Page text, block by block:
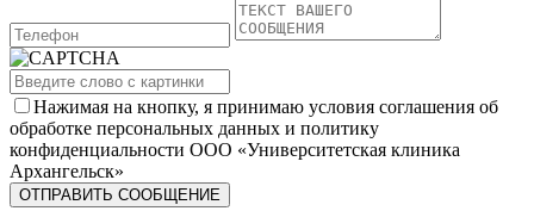
Нажимая на кнопку, я принимаю условия соглашения об
обработке персональных данных и политику
конфиденциальности ООО «Университетская клиника
Архангельск»